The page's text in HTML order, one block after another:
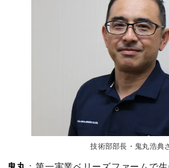
技術部部長・鬼丸浩典